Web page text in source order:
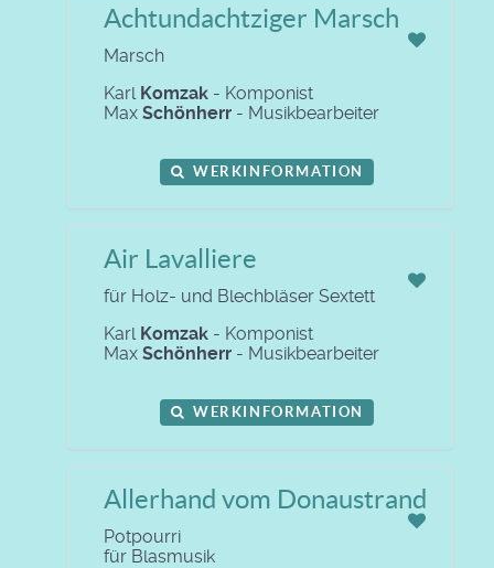
Achtundachtziger Marsch
Marsch
Karl Komzak - Komponist
Max Schönherr - Musikbearbeiter
WERKINFORMATION
Air Lavalliere
für Holz- und Blechbläser Sextett
Karl Komzak - Komponist
Max Schönherr - Musikbearbeiter
WERKINFORMATION
Allerhand vom Donaustrand
Potpourri
für Blasmusik